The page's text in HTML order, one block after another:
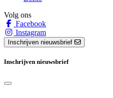
Volg ons
Facebook
Instagram
Inschrijven nieuwsbrief
Inschrijven nieuwsbrief